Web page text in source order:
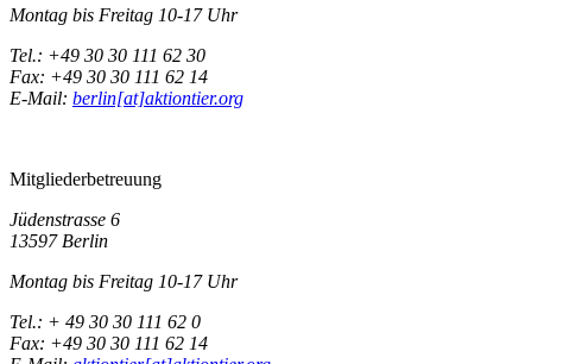
Montag bis Freitag 10-17 Uhr
Tel.: +49 30 30 111 62 30
Fax: +49 30 30 111 62 14
E-Mail: berlin[at]aktiontier.org
Mitgliederbetreuung
Jüdenstrasse 6
13597 Berlin
Montag bis Freitag 10-17 Uhr
Tel.: + 49 30 30 111 62 0
Fax: +49 30 30 111 62 14